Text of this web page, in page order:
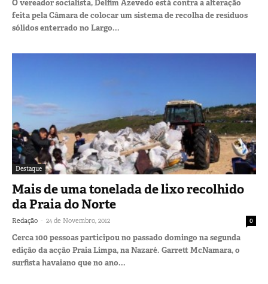
O vereador socialista, Delfim Azevedo está contra a alteração
feita pela Câmara de colocar um sistema de recolha de resíduos
sólidos enterrado no Largo...
Destaque
Mais de uma tonelada de lixo recolhido
da Praia do Norte
Redação - 24 de Novembro, 2012 0
Cerca 100 pessoas participou no passado domingo na segunda
edição da acção Praia Limpa, na Nazaré. Garrett McNamara, o
surfista havaiano que no ano...